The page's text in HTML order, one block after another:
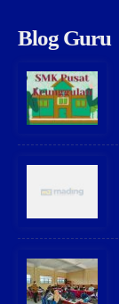
Blog Guru